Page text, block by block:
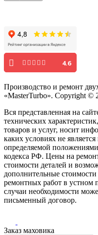
4.6
Производство и ремонт
«MasterTurbo». Copyright ©
Вся представленная на
технических
товаров и услуг, носит
каких условиях не
определяемой
кодекса РФ. Цены на
стоимости деталей и
дополнительные
ремонтных работ в устном
случаи необходимости
письменный договор.
Заказ маховика